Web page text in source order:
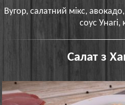
Вугор, салатний мікс,
соус Унагі,
Салат з